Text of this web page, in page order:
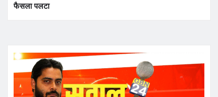
फैसला पलटा